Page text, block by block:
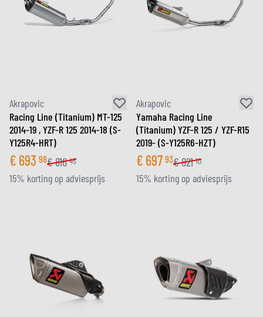
Akrapovic
Racing Line (Titanium) MT-125
2014-19 , YZF-R 125 2014-18 (S-
Y125R4-HRT)
€ 693 98€816 45
15% korting op adviesprijs
Akrapovic
Yamaha Racing Line
(Titanium) YZF-R 125 / YZF-R15
2019- (S-Y125R6-HZT)
€ 697 93€821 10
15% korting op adviesprijs